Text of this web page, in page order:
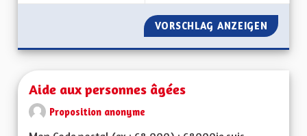
VORSCHLAG ANZEIGEN
Aide aux personnes âgées
Proposition anonyme